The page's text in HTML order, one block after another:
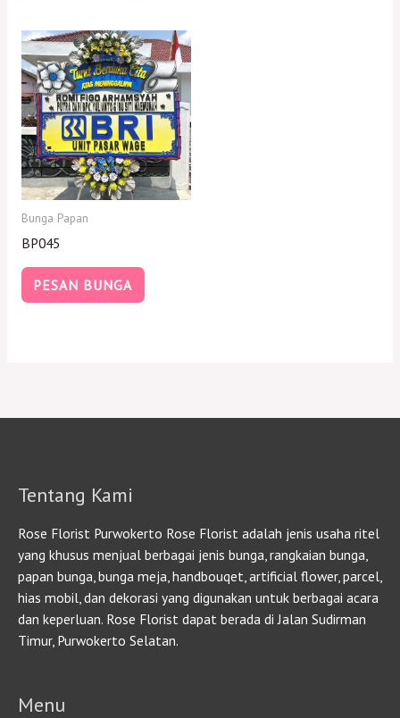
Bunga Papan
BP045
PESAN BUNGA
Tentang Kami
Rose Florist Purwokerto Rose Florist adalah jenis usaha ritel
yang khusus menjual berbagai jenis bunga, rangkaian bunga,
papan bunga, bunga meja, handbouqet, artificial flower, parcel,
hias mobil, dan dekorasi yang digunakan untuk berbagai acara
dan keperluan. Rose Florist dapat berada di Jalan Sudirman
Timur, Purwokerto Selatan.
Menu